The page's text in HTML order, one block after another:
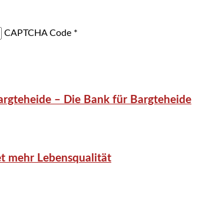
CAPTCHA Code *
– Die Bank für Bargteheide
mehr Lebensqualität